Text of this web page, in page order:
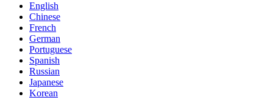
English
Chinese
French
German
Portuguese
Spanish
Russian
Japanese
Korean